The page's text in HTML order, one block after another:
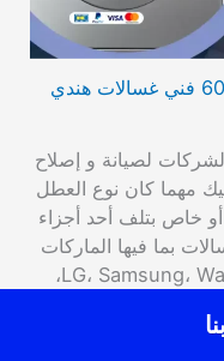
فني تصليح غسالات العيون 60615556 فني غسالات هندي
لصيانة و إصلاح
مهما كان نوع العطل
خاص بتلف أحد أجزاء
بما فيها الماركات
العالمية و المحلية مثل غسالات LG، Samsung، Wansa،
أعطال الغسالات…